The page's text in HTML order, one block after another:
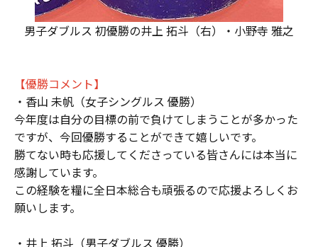
男子ダブルス 初優勝の井上 拓斗（右）・小野寺 雅之
【優勝コメント】
・香山 未帆（女子シングルス 優勝）
今年度は自分の目標の前で負けてしまうことが多かった
ですが、今回優勝することができて嬉しいです。
勝てない時も応援してくださっている皆さんには本当に
感謝しています。
この経験を糧に全日本総合も頑張るので応援よろしくお
願いします。
・井上 拓斗（男子ダブルス 優勝）